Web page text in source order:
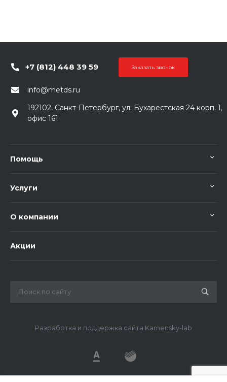
+7 (812) 448 39 59 Заказать звонок
info@metds.ru
192102, Санкт-Петербург, ул. Бухарестская 24 корп. 1,
офис 161
Помощь
Услуги
О компании
Акции
Разработка и поддержка сайта Kamensky-lab